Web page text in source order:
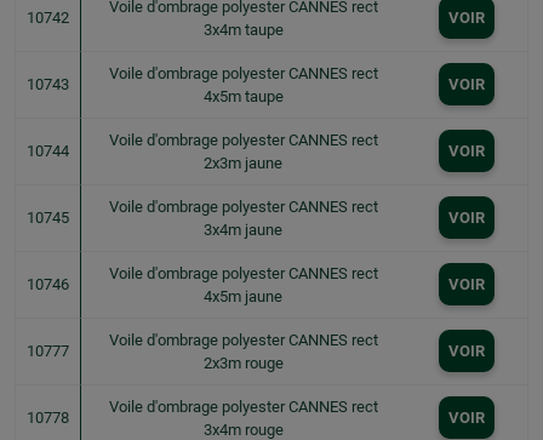
10742
Voile d'ombrage polyester CANNES rect
3x4m taupe
VOIR
10743
Voile d'ombrage polyester CANNES rect
4x5m taupe
VOIR
10744
Voile d'ombrage polyester CANNES rect
2x3m jaune
VOIR
10745
Voile d'ombrage polyester CANNES rect
3x4m jaune
VOIR
10746
Voile d'ombrage polyester CANNES rect
4x5m jaune
VOIR
10777
Voile d'ombrage polyester CANNES rect
2x3m rouge
VOIR
10778
Voile d'ombrage polyester CANNES rect
3x4m rouge
VOIR